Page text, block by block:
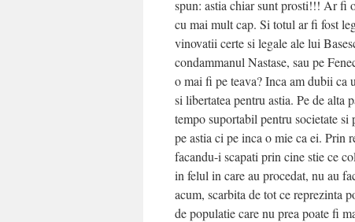
spun: astia chiar sunt prosti!!! Ar fi
cu mai mult cap. Si totul ar fi fost
vinovatii certe si legale ale lui
condammanul Nastase, sau pe
o mai fi pe teava? Inca am dubii ca
si libertatea pentru astia. Pe de alta
tempo suportabil pentru societate
pe astia ci pe inca o mie ca ei. Prin
facandu-i scapati prin cine stie ce
in felul in care au procedat, nu au
acum, scarbita de tot ce reprezinta
de populatie care nu prea poate fi